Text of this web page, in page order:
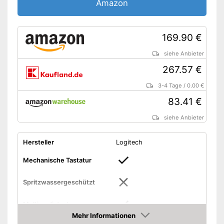
Amazon
169.90 €
siehe Anbieter
267.57 €
3-4 Tage /0.00 €
83.41 €
siehe Anbieter
Hersteller Logitech
Mechanische Tastatur
Spritzwassergeschützt
Multimediatasten
Mehr Informationen